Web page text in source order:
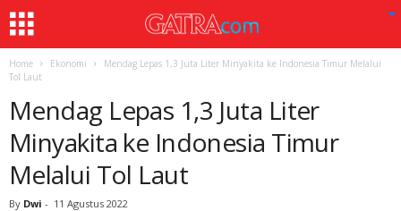
Home Ekonomi
Mendag Lepas 1,3 Juta Liter Minyakita ke Indonesia Timur Melalui
Tol Laut
Mendag Lepas 1,3 Juta Liter
Minyakita ke Indonesia Timur
Melalui Tol Laut
By Dwi - 11 Agustus 2022